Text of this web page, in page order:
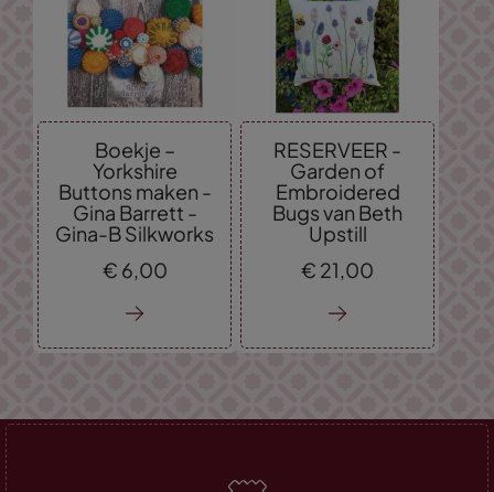
Boekje –
Yorkshire
Buttons maken -
Gina Barrett -
Gina-B Silkworks
€ 6, 00
RESERVEER -
Garden of
Embroidered
Bugs van Beth
Upstill
€ 21, 00